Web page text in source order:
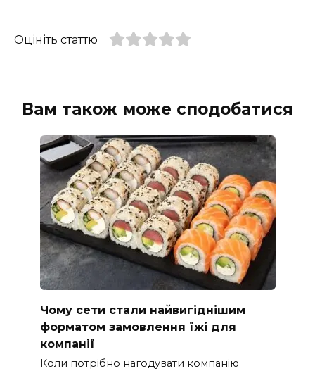
Оцініть статтю
Вам також може сподобатися
Чому сети стали найвигіднішим
форматом замовлення їжі для
компанії
Коли потрібно нагодувати компанію